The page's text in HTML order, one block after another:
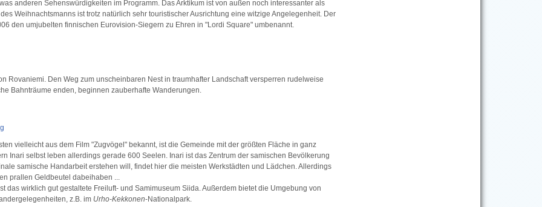
anderen Sehenswürdigkeiten im Programm. Das Arktikum ist von außen noch interessanter als
Weihnachtsmanns ist trotz natürlich sehr touristischer Ausrichtung eine witzige Angelegenheit. Der
den umjubelten finnischen Eurovision-Siegern zu Ehren in "Lordi Square" umbenannt.
Rovaniemi. Den Weg zum unscheinbaren Nest in traumhafter Landschaft versperren rudelweise
Bahnträume enden, beginnen zauberhafte Wanderungen.
vielleicht aus dem Film "Zugvögel" bekannt, ist die Gemeinde mit der größten Fläche in ganz
Inari selbst leben allerdings gerade 600 Seelen. Inari ist das Zentrum der samischen Bevölkerung
samische Handarbeit erstehen will, findet hier die meisten Werkstädten und Lädchen. Allerdings
prallen Geldbeutel dabeihaben ...
das wirklich gut gestaltete Freiluft- und Samimuseum Siida. Außerdem bietet die Umgebung von
z.B. im Urho-Kekkonen-Nationalpark.